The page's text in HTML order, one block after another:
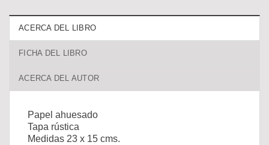
ACERCA DEL LIBRO
FICHA DEL LIBRO
ACERCA DEL AUTOR
Papel ahuesado
Tapa rústica
Medidas 23 x 15 cms.